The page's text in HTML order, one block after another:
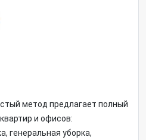
метод предлагает полный
и офисов:
генеральная уборка,